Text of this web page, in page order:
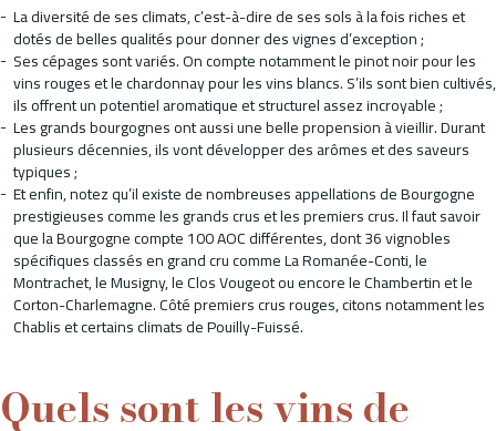
La diversité de ses climats, c’est-à-dire de ses sols à la fois riches et
dotés de belles qualités pour donner des vignes d’exception ;
Ses cépages sont variés. On compte notamment le pinot noir pour les
vins rouges et le chardonnay pour les vins blancs. S’ils sont bien cultivés,
ils offrent un potentiel aromatique et structurel assez incroyable ;
Les grands bourgognes ont aussi une belle propension à vieillir. Durant
plusieurs décennies, ils vont développer des arômes et des saveurs
typiques ;
Et enfin, notez qu’il existe de nombreuses appellations de Bourgogne
prestigieuses comme les grands crus et les premiers crus. Il faut savoir
que la Bourgogne compte 100 AOC différentes, dont 36 vignobles
spécifiques classés en grand cru comme La Romanée-Conti, le
Montrachet, le Musigny, le Clos Vougeot ou encore le Chambertin et le
Corton-Charlemagne. Côté premiers crus rouges, citons notamment les
Chablis et certains climats de Pouilly-Fuissé.
Quels sont les vins de